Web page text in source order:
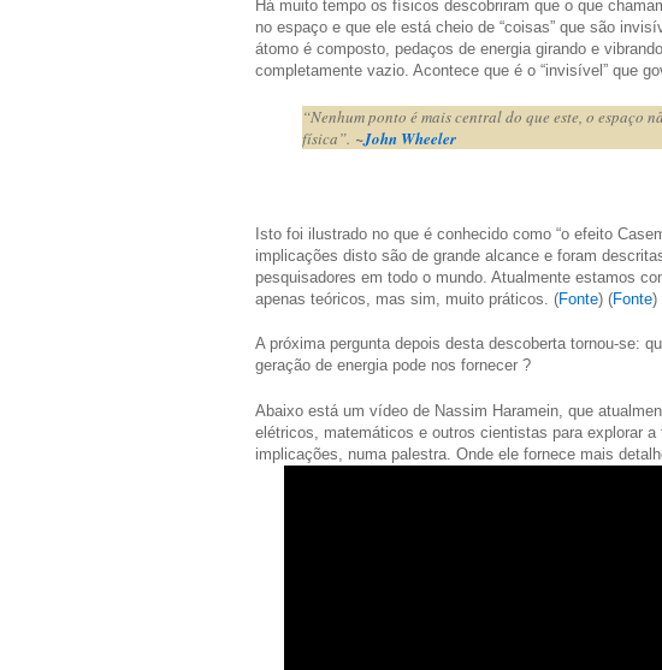
Há muito tempo os físicos descobriram que o que
no espaço e que ele está cheio de “coisas” que são
átomo é composto, pedaços de energia girando e
completamente vazio. Acontece que é o “invisível” que
“Nenhum ponto é mais central do que este, o espaço
física”. ~John Wheeler
Isto foi ilustrado no que é conhecido como “o efeito
implicações disto são de grande alcance e foram
pesquisadores em todo o mundo. Atualmente estamos
apenas teóricos, mas sim, muito práticos. (Fonte) (Fonte)
A próxima pergunta depois desta descoberta tornou-se:
geração de energia pode nos fornecer ?
Abaixo está um vídeo de Nassim Haramein, que
elétricos, matemáticos e outros cientistas para explorar
implicações, numa palestra. Onde ele fornece mais